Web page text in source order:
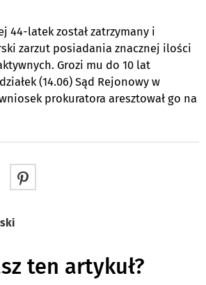
44-latek został zatrzymany i
zarzut posiadania znacznej ilości
Grozi mu do 10 lat
(14.06) Sąd Rejonowy w
prokuratora aresztował go na
ten artykuł?